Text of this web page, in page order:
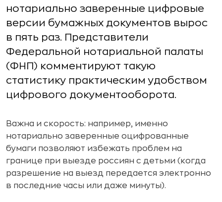
нотариально заверенные цифровые
версии бумажных документов вырос
в пять раз. Представители
Федеральной нотариальной палаты
(ФНП) комментируют такую
статистику практическим удобством
цифрового документооборота.
Важна и скорость: например, именно
нотариально заверенные оцифрованные
бумаги позволяют избежать проблем на
границе при выезде россиян с детьми (когда
разрешение на выезд передается электронно
в последние часы или даже минуты).